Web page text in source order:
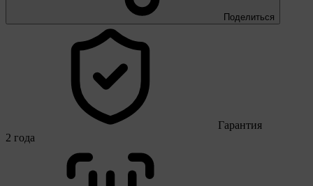
Поделиться
Гарантия
2 года